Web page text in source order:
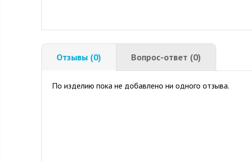
Отзывы (0) Вопрос-ответ (0)
По изделию пока не добавлено ни одного отзыва.